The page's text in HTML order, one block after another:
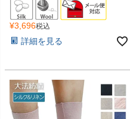
¥3,696税込
詳細を見る